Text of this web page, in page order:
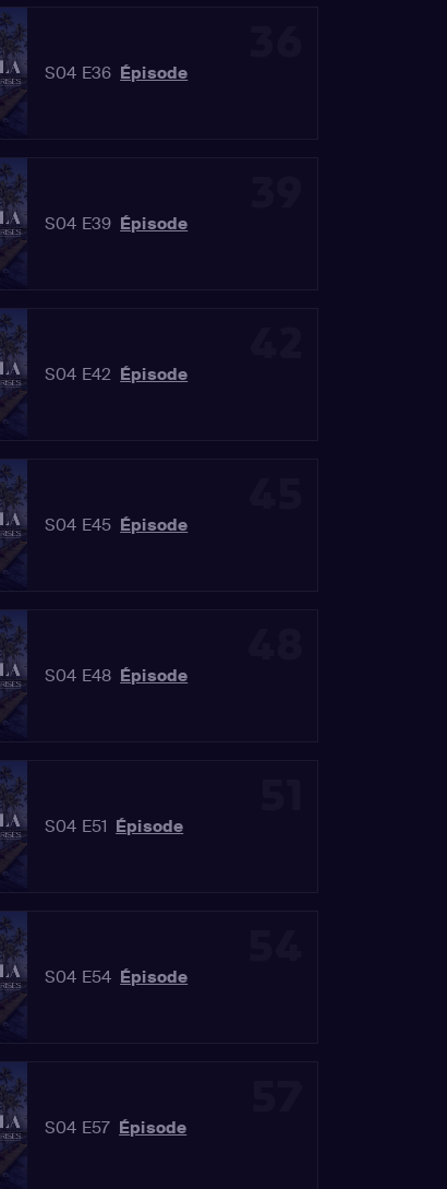
S04 E36 Épisode
S04 E39 Épisode
S04 E42 Épisode
S04 E45 Épisode
S04 E48 Épisode
S04 E51 Épisode
S04 E54 Épisode
S04 E57 Épisode